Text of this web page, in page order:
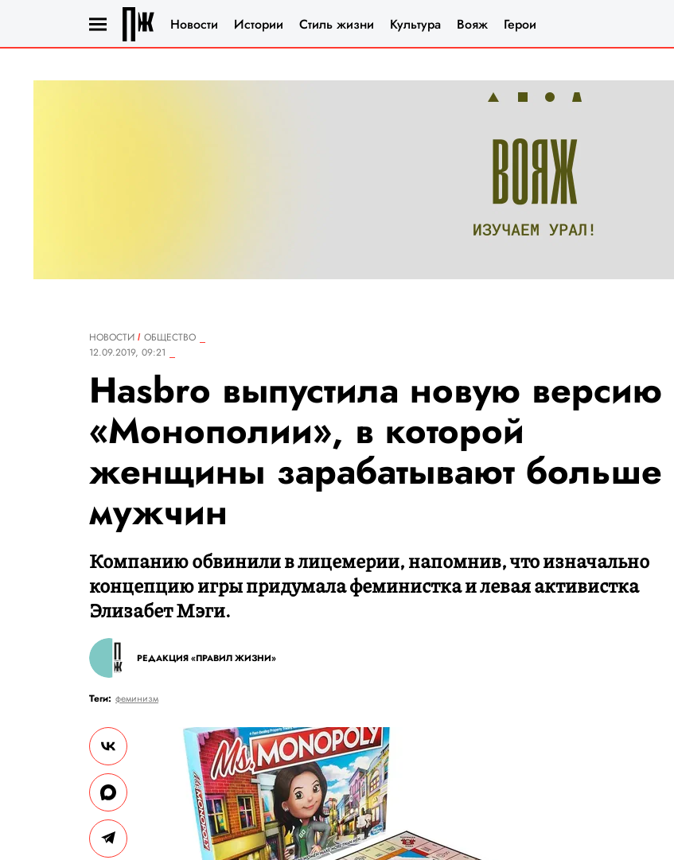
Новости Истории Стиль жизни Культура Вояж Герои
НОВОСТИ
ОБЩЕСТВО
12.09.2019, 09:21
Hasbro выпустила новую версию
«Монополии», в которой
женщины зарабатывают больше
мужчин
Компанию обвинили в лицемерии, напомнив, что изначально
концепцию игры придумала феминистка и левая активистка
Элизабет Мэги.
РЕДАКЦИЯ «ПРАВИЛ ЖИЗНИ»
Теги: феминизм